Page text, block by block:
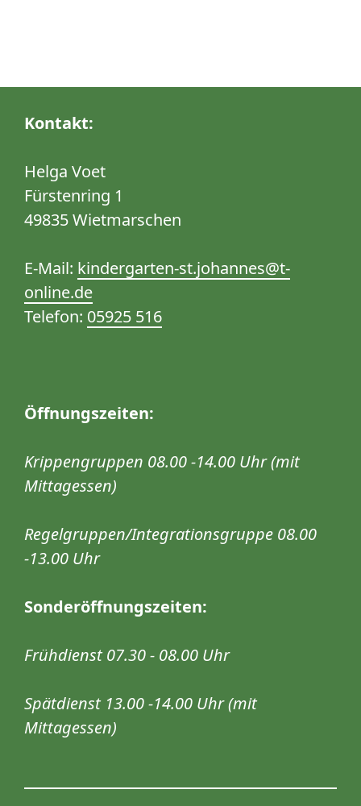
Kontakt:
Helga Voet
Fürstenring 1
49835 Wietmarschen
E-Mail: kindergarten-st.johannes@t-
online.de
Telefon: 05925 516
Öffnungszeiten:
Krippengruppen 08.00 -14.00 Uhr (mit
Mittagessen)
Regelgruppen/Integrationsgruppe 08.00
-13.00 Uhr
Sonderöffnungszeiten:
Frühdienst 07.30 - 08.00 Uhr
Spätdienst 13.00 -14.00 Uhr (mit
Mittagessen)